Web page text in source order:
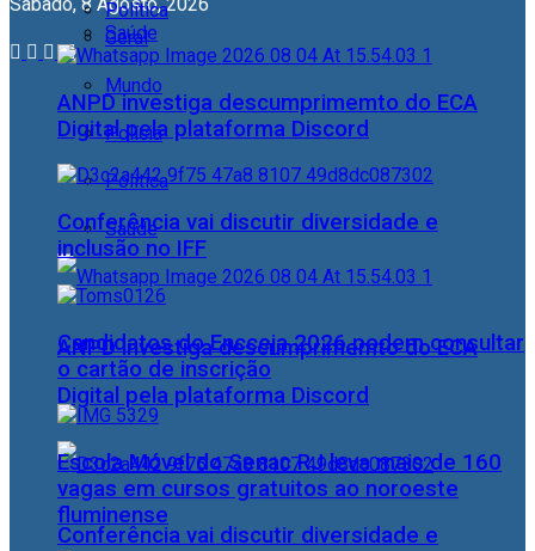
Geral
Mundo
Polícia
Política
Saúde
ANPD investiga descumprimemto do ECA
Digital pela plataforma Discord
Conferência vai discutir diversidade e
Política
Saúde
ANPD investiga descumprimemto do ECA
Digital pela plataforma Discord
Conferência vai discutir diversidade e
inclusão no IFF
Candidatos do Encceja 2026 podem consultar
o cartão de inscrição
Escola Móvel do Senac RJ leva mais de 160
vagas em cursos gratuitos ao noroeste
fluminense